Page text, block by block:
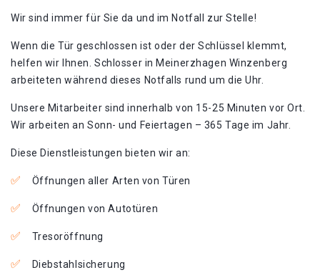
Wir sind immer für Sie da und im Notfall zur Stelle!
Wenn die Tür geschlossen ist oder der Schlüssel klemmt,
helfen wir Ihnen. Schlosser in Meinerzhagen Winzenberg
arbeiteten während dieses Notfalls rund um die Uhr.
Unsere Mitarbeiter sind innerhalb von 15-25 Minuten vor Ort.
Wir arbeiten an Sonn- und Feiertagen – 365 Tage im Jahr.
Diese Dienstleistungen bieten wir an:
Öffnungen aller Arten von Türen
Öffnungen von Autotüren
Tresoröffnung
Diebstahlsicherung